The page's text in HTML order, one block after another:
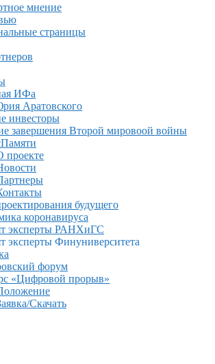
мнение
страницы
ИФа
Аратовского
инвесторы
завершения Второй мировоой войны
проекте
будущего
коронавируса
эксперты РАНХиГС
эксперты Финуниверситета
форум
«Цифровой прорыв»
Скачать